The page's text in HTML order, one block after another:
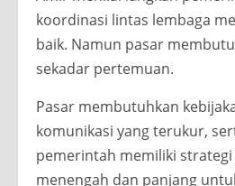
koordinasi lintas lembaga
baik. Namun pasar
sekadar pertemuan.
Pasar membutuhkan
komunikasi yang terukur,
pemerintah memiliki strategi
menengah dan panjang